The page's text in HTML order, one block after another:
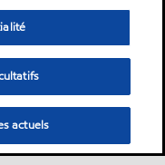
actuels